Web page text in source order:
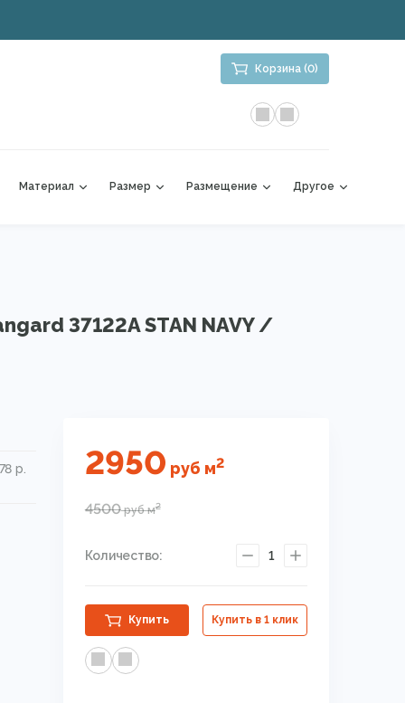
Корзина (0)
Материал Размер Размещение Другое
37122A STAN NAVY /
р.
2950 руб м2
4500рубм2
Количество: 1
Купить Купить в 1 клик